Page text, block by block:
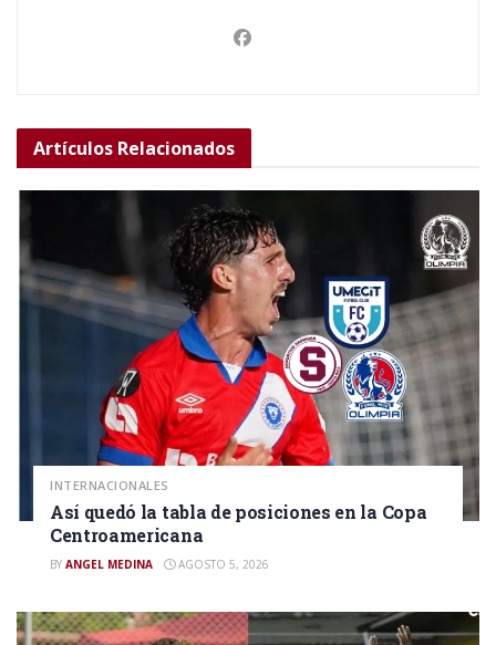
Artículos Relacionados
INTERNACIONALES
Así quedó la tabla de posiciones en la Copa
Centroamericana
BY ANGEL MEDINA AGOSTO 5, 2026